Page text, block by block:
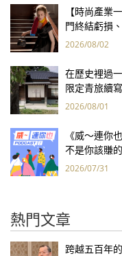
【時尚產業
門終結虧損
報亮眼
2026/08/02
在歷史裡過
限定青旅續
2026/08/01
《威～連你
不是你該賺
2026/07/31
熱門文章
跨越五百年